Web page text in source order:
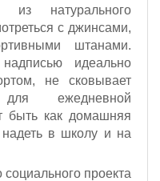
из натурального
с джинсами,
штанами.
идеально
не сковывает
ежедневной
быть как домашняя
в школу и на
проекта